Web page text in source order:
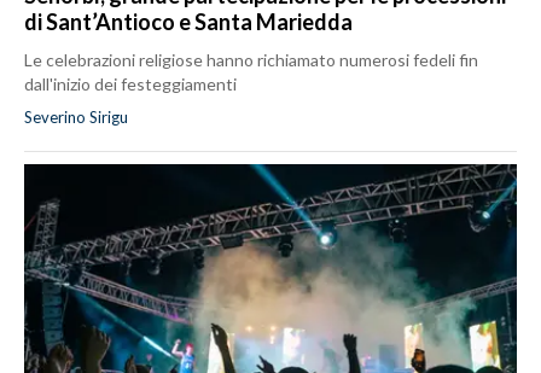
di Sant’Antioco e Santa Mariedda
Le celebrazioni religiose hanno richiamato numerosi fedeli fin
dall'inizio dei festeggiamenti
Severino Sirigu